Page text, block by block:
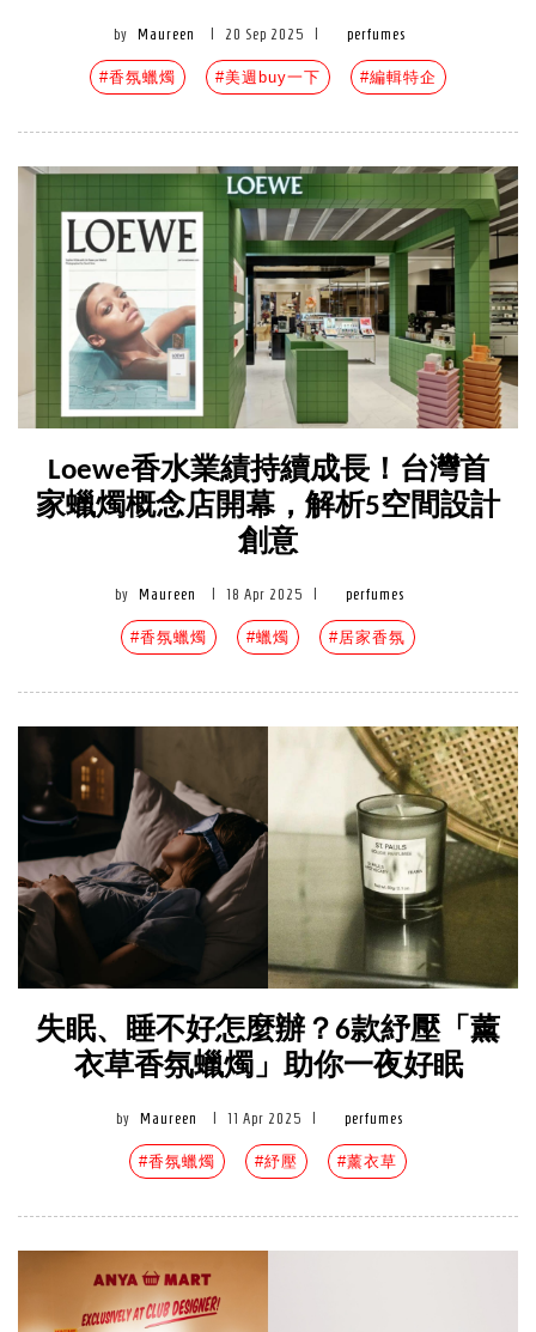
by Maureen 20 Sep 2025 perfumes
#香氛蠟燭 #美週buy一下 #編輯特企
Loewe香水業績持續成長！台灣首
家蠟燭概念店開幕，解析5空間設計
創意
by Maureen 18 Apr 2025 perfumes
#香氛蠟燭 #蠟燭 #居家香氛
失眠、睡不好怎麼辦？6款紓壓「薰
衣草香氛蠟燭」助你一夜好眠
by Maureen 11 Apr 2025 perfumes
#香氛蠟燭 #紓壓 #薰衣草